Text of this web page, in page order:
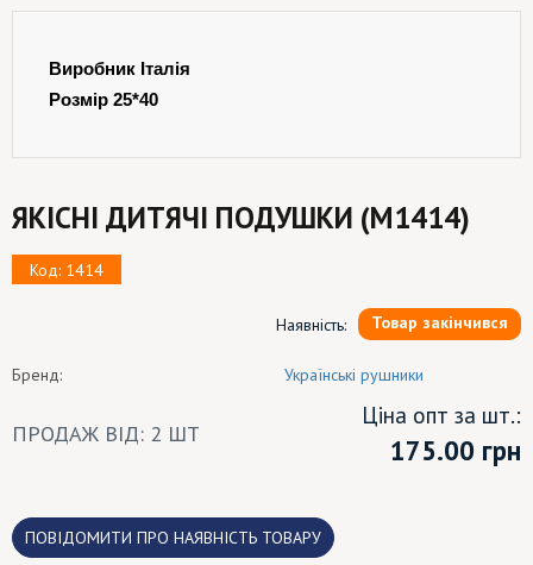
Виробник Італія
Розмір 25*40
ЯКІСНІ ДИТЯЧІ ПОДУШКИ (M1414)
Код: 1414
Наявність: Товар закінчився
Бренд: Українські рушники
ПРОДАЖ ВІД: 2 ШТ
Ціна опт за шт.:
175.00 грн
ПОВІДОМИТИ ПРО НАЯВНІСТЬ ТОВАРУ